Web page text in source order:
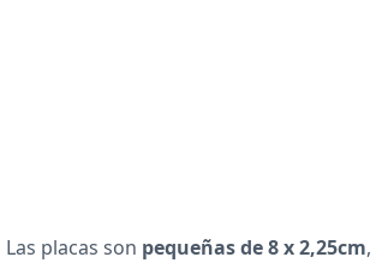
Las placas son pequeñas de 8 x 2,25cm